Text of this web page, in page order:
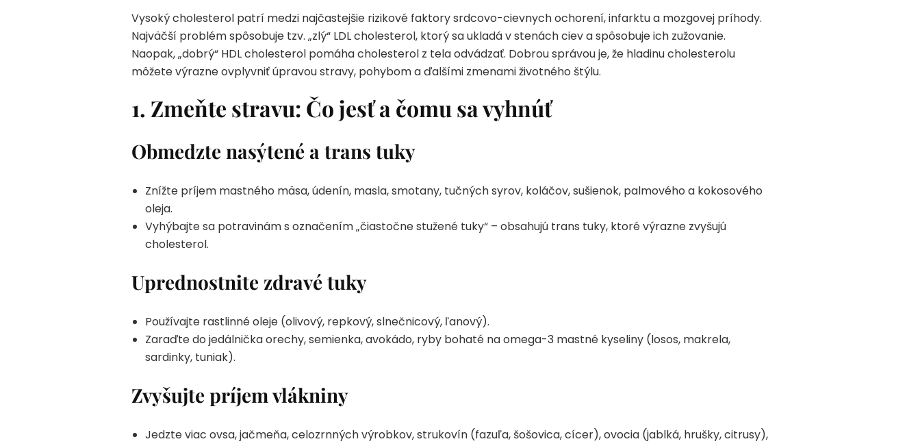
Vysoký cholesterol patrí medzi najčastejšie rizikové faktory srdcovo-cievnych ochorení, infarktu a mozgovej príhody.
Najväčší problém spôsobuje tzv. „zlý“ LDL cholesterol, ktorý sa ukladá v stenách ciev a spôsobuje ich zužovanie.
Naopak, „dobrý“ HDL cholesterol pomáha cholesterol z tela odvádzať. Dobrou správou je, že hladinu cholesterolu
môžete výrazne ovplyvniť úpravou stravy, pohybom a ďalšími zmenami životného štýlu.
1. Zmeňte stravu: Čo jesť a čomu sa vyhnúť
Obmedzte nasýtené a trans tuky
Znížte príjem mastného mäsa, údenín, masla, smotany, tučných syrov, koláčov, sušienok, palmového a kokosového
oleja.
Vyhýbajte sa potravinám s označením „čiastočne stužené tuky“ – obsahujú trans tuky, ktoré výrazne zvyšujú
cholesterol.
Uprednostnite zdravé tuky
Používajte rastlinné oleje (olivový, repkový, slnečnicový, ľanový).
Zaraďte do jedálnička orechy, semienka, avokádo, ryby bohaté na omega-3 mastné kyseliny (losos, makrela,
sardinky, tuniak).
Zvyšujte príjem vlákniny
Jedzte viac ovsa, jačmeňa, celozrnných výrobkov, strukovín (fazuľa, šošovica, cícer), ovocia (jablká, hrušky, citrusy),